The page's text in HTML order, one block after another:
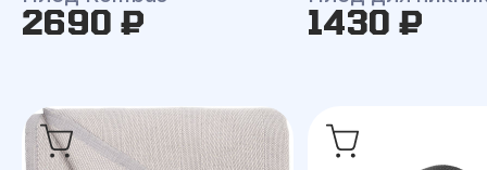
2690 ₽ 1430 ₽